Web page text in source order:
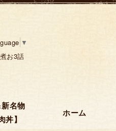
▼
お3話
新名物
丼】
ホーム